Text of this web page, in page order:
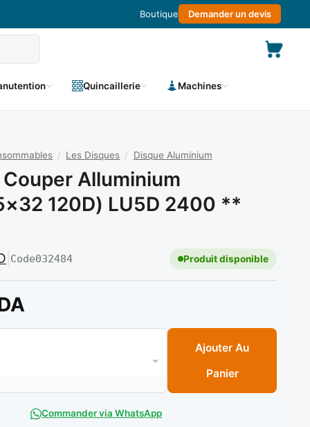
Boutique Demander un devis
Quincaillerie Machines
/ Les Disques / Disque Aluminium
Alluminium
120D) LU5D 2400 **
Code032484 Produit disponible
a couper alluminium (400x3.5x32 120D) LU5D 2400 **
Ajouter Au
Panier
Commander via WhatsApp